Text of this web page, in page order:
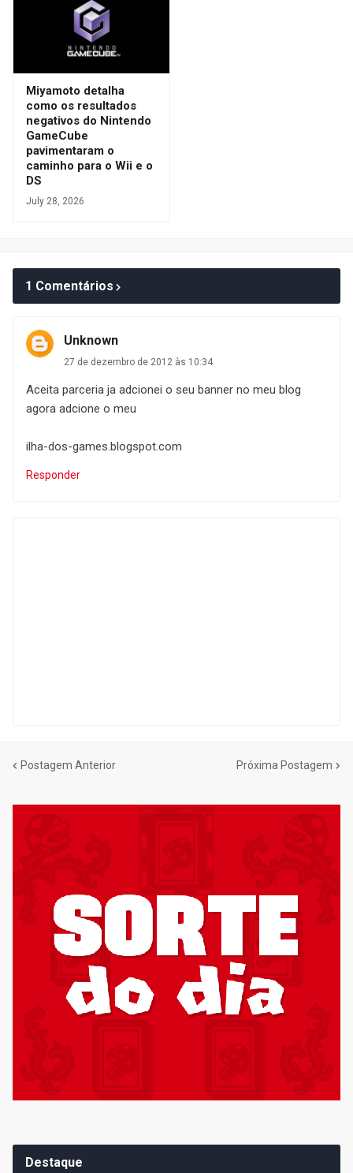
Miyamoto detalha
como os resultados
negativos do Nintendo
GameCube
pavimentaram o
caminho para o Wii e o
DS
July 28, 2026
1 Comentários
Unknown
27 de dezembro de 2012 às 10:34
Aceita parceria ja adcionei o seu banner no meu blog
agora adcione o meu
ilha-dos-games.blogspot.com
Responder
Postagem Anterior Próxima Postagem
Destaque